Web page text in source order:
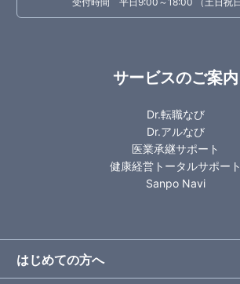
サービスのご案内
Dr.転職なび
Dr.アルなび
医業承継サポート
健康経営トータルサポート
Sanpo Navi
はじめての方へ